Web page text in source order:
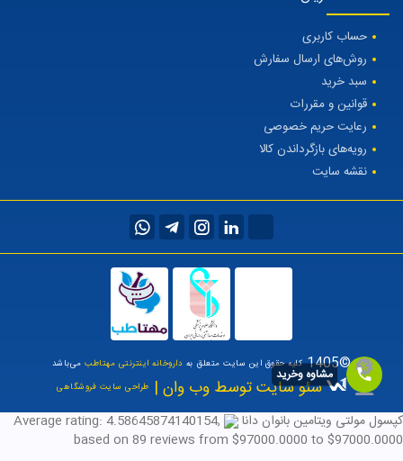
حساب کاربری
روش‌های ارسال سفارش
سبد خرید
قوانین و مقررات
رعایت حریم خصوصی
رویه‌های بازگرداندن کالا
نقشه سایت
©1405 کلیه حقوق این سایت متعلق به داروخانه اینترنتی مهتاطبمی‌باشد
سئو سایت توسط وب وان | طراحی سایت فروشگاهی
کپسول مولتی ویتامین بانوان دانا Average rating: 4.58645874140154,
based on 89 reviews from $97000.0000 to $97000.0000
مشاوه وخرید